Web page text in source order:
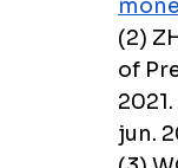
(2)
of
jun.